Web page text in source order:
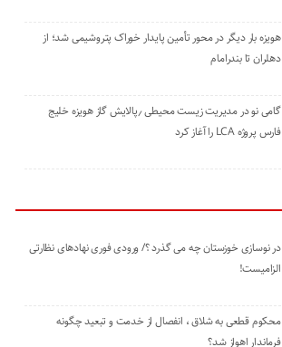
هویزه بار دیگر در محور تأمین پایدار خوراک پتروشیمی شد؛ از
دهلران تا بندرامام
گامی نو در مدیریت زیست ‌محیطی ٫پالایش گاز هویزه خلیج
‌فارس پروژه LCA را آغاز کرد
در نوسازی خوزستان چه می گذرد ؟/ ورودی فوری نهادهای نظارتی
الزامیست!
محکوم قطعی به شلاق ، انفصال از خدمت و تبعید چگونه
فرماندار اهواز شد؟